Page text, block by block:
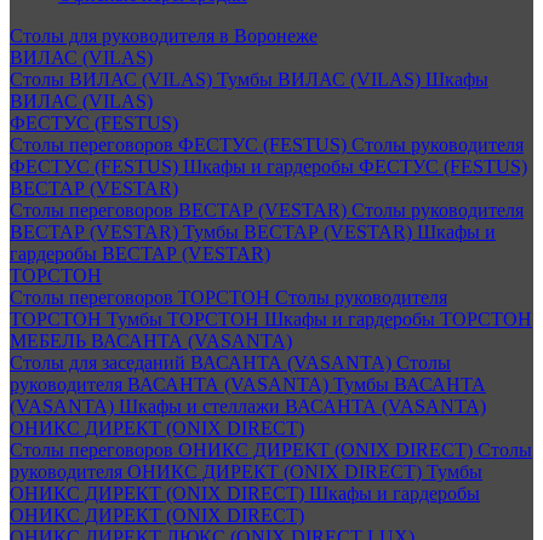
Столы для руководителя в Воронеже
ВИЛАС (VILAS)
Столы ВИЛАС (VILAS) Тумбы ВИЛАС (VILAS) Шкафы
ВИЛАС (VILAS)
ФЕСТУС (FESTUS)
Столы переговоров ФЕСТУС (FESTUS) Столы руководителя
ФЕСТУС (FESTUS) Шкафы и гардеробы ФЕСТУС (FESTUS)
ВЕСТАР (VESTAR)
Столы переговоров ВЕСТАР (VESTAR) Столы руководителя
ВЕСТАР (VESTAR) Тумбы ВЕСТАР (VESTAR) Шкафы и
гардеробы ВЕСТАР (VESTAR)
ТОРСТОН
Столы переговоров ТОРСТОН Столы руководителя
ТОРСТОН Тумбы ТОРСТОН Шкафы и гардеробы ТОРСТОН
МЕБЕЛЬ ВАСАНТА (VASANTA)
Столы для заседаний ВАСАНТА (VASANTA) Столы
руководителя ВАСАНТА (VASANTA) Тумбы ВАСАНТА
(VASANTA) Шкафы и стеллажи ВАСАНТА (VASANTA)
ОНИКС ДИРЕКТ (ONIX DIRECT)
Столы переговоров ОНИКС ДИРЕКТ (ONIX DIRECT) Столы
руководителя ОНИКС ДИРЕКТ (ONIX DIRECT) Тумбы
ОНИКС ДИРЕКТ (ONIX DIRECT) Шкафы и гардеробы
ОНИКС ДИРЕКТ (ONIX DIRECT)